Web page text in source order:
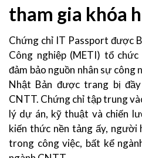
tham gia khóa
Chứng chỉ IT Passport được
Công nghiệp (METI) tổ
đảm bảo nguồn nhân sự công
Nhật Bản được trang bị
CNTT. Chứng chỉ tập trung
lý dự án, kỹ thuật và chiến
kiến thức nền tảng ấy, người
trong công việc, bất kể